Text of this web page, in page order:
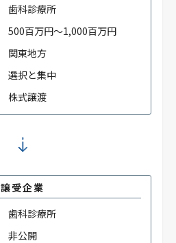
歯科診療所
500百万円～1,000百万円
関東地方
選択と集中
株式譲渡
譲受企業
歯科診療所
非公開